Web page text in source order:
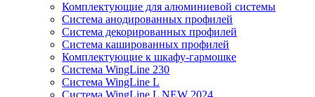
Комплектующие для алюминиевой системы
Система анодированных профилей
Система декорированных профилей
Система кашированных профилей
Комплектующие к шкафу-гармошке
Система WingLine 230
Система WingLine L
Система WingLine L NEW 2024